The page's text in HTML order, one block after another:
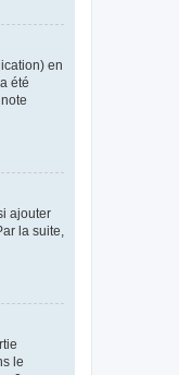
en
été
ajouter
la suite,
le